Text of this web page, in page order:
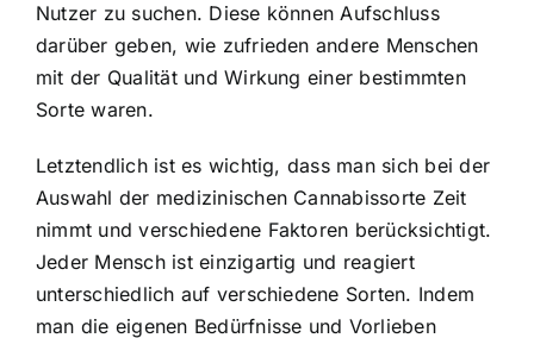
Nutzer zu suchen. Diese können Aufschluss
darüber geben, wie zufrieden andere Menschen
mit der Qualität und Wirkung einer bestimmten
Sorte waren.
Letztendlich ist es wichtig, dass man sich bei der
Auswahl der medizinischen Cannabissorte Zeit
nimmt und verschiedene Faktoren berücksichtigt.
Jeder Mensch ist einzigartig und reagiert
unterschiedlich auf verschiedene Sorten. Indem
man die eigenen Bedürfnisse und Vorlieben